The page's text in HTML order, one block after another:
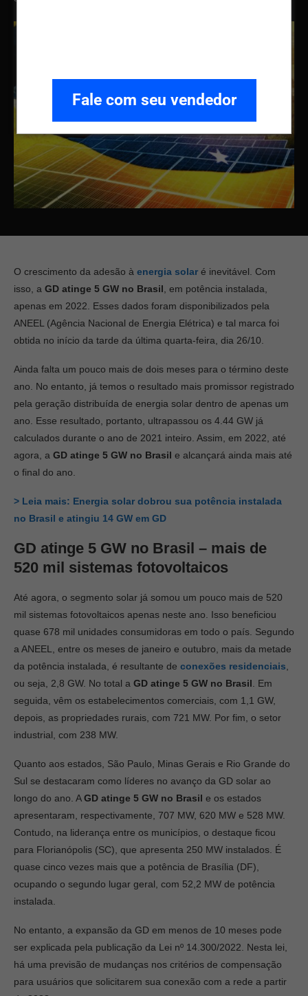
Fale com seu vendedor
O crescimento da adesão à energia solar é inevitável. Com
isso, a GD atinge 5 GW no Brasil , em potência instalada,
apenas em 2022. Esses dados foram disponibilizados pela
ANEEL (Agência Nacional de Energia Elétrica) e tal marca foi
obtida no início da tarde da última quarta-feira, dia 26/10.
Ainda falta um pouco mais de dois meses para o término deste
ano. No entanto, já temos o resultado mais promissor registrado
pela geração distribuída de energia solar dentro de apenas um
ano. Esse resultado, portanto, ultrapassou os 4.44 GW já
calculados durante o ano de 2021 inteiro. Assim, em 2022, até
agora, a GD atinge 5 GW no Brasil e alcançará ainda mais até
o final do ano.
> Leia mais: Energia solar dobrou sua potência instalada
no Brasil e atingiu 14 GW em GD
GD atinge 5 GW no Brasil – mais de
520 mil sistemas fotovoltaicos
Até agora, o segmento solar já somou um pouco mais de 520
mil sistemas fotovoltaicos apenas neste ano. Isso beneficiou
quase 678 mil unidades consumidoras em todo o país. Segundo
a ANEEL, entre os meses de janeiro e outubro, mais da metade
da potência instalada, é resultante de conexões residenciais
ou seja, 2,8 GW. No total a GD atinge 5 GW no Brasil . Em
seguida, vêm os estabelecimentos comerciais, com 1,1 GW,
depois, as propriedades rurais, com 721 MW. Por fim, o setor
industrial, com 238 MW.
Quanto aos estados, São Paulo, Minas Gerais e Rio Grande do
Sul se destacaram como líderes no avanço da GD solar ao
longo do ano. AGD atinge 5 GW no Brasil e os estados
apresentaram, respectivamente, 707 MW, 620 MW e 528 MW.
Contudo, na liderança entre os municípios, o destaque ficou
para Florianópolis (SC), que apresenta 250 MW instalados. É
quase cinco vezes mais que a potência de Brasília (DF),
ocupando o segundo lugar geral, com 52,2 MW de potência
instalada.
No entanto, a expansão da GD em menos de 10 meses pode
ser explicada pela publicação da Lei nº 14.300/2022. Nesta lei,
há uma previsão de mudanças nos critérios de compensação
para usuários que solicitarem sua conexão com a rede a partir